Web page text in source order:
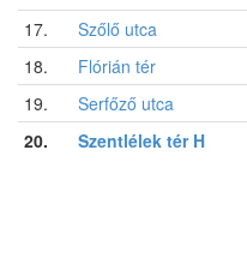
17.
Szőlő utca
18.
Flórián tér
19.
Serfőző utca
20.
Szentlélek tér H